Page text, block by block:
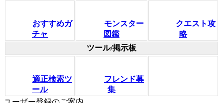
おすすめガ
チャ
モンスター
図鑑
クエスト攻
略
ツール/掲示板
適正検索ツ
ール
フレンド募
集